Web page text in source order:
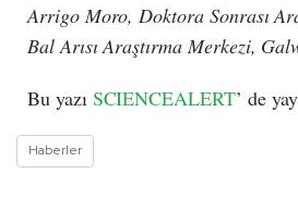
Arrigo Moro, Doktora Sonrası
Bal Arısı Araştırma Merkezi,
Bu yazı SCIENCEALERT’ de
Haberler